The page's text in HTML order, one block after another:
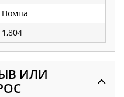
Помпа
1,804
ИЛИ